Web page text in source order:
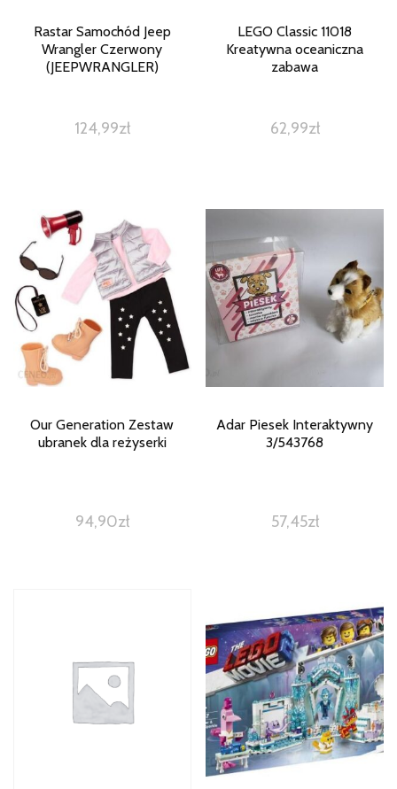
Rastar Samochód Jeep
Wrangler Czerwony
(JEEPWRANGLER)
124,99zł
LEGO Classic 11018
Kreatywna oceaniczna
zabawa
62,99zł
Our Generation Zestaw
ubranek dla reżyserki
94,90zł
Adar Piesek Interaktywny
3/543768
57,45zł